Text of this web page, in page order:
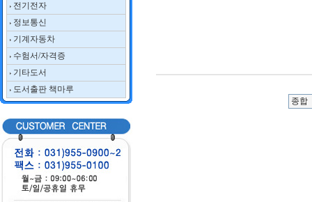
전기전자
정보통신
기계자동차
수험서/자격증
기타도서
도서출판 책마루